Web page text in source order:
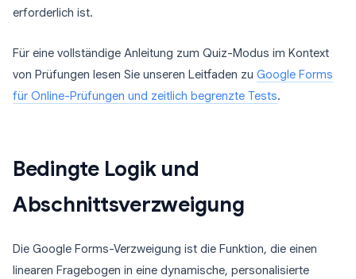
erforderlich ist.
Für eine vollständige Anleitung zum Quiz-Modus im Kontext
von Prüfungen lesen Sie unseren Leitfaden zu Google Forms
für Online-Prüfungen und zeitlich begrenzte Tests.
Bedingte Logik und
Abschnittsverzweigung
Die Google Forms-Verzweigung ist die Funktion, die einen
linearen Fragebogen in eine dynamische, personalisierte